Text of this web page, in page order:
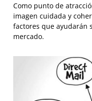
Como punto de
imagen cuidada y
factores que ayudarán
mercado.